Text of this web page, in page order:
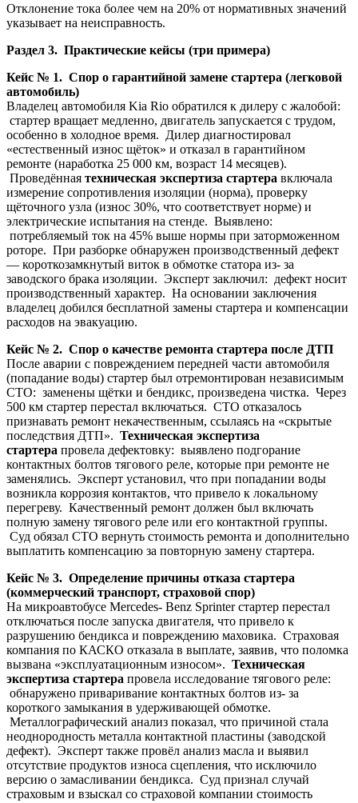
Отклонение тока более чем на 20% от нормативных значений
указывает на неисправность.
Раздел 3. Практические кейсы (три примера)
Кейс № 1. Спор о гарантийной замене стартера (легковой
автомобиль)
Владелец автомобиля Kia Rio обратился к дилеру с жалобой:
стартер вращает медленно, двигатель запускается с трудом,
особенно в холодное время. Дилер диагностировал
«естественный износ щёток» и отказал в гарантийном
ремонте (наработка 25 000 км, возраст 14 месяцев).
Проведённая техническая экспертиза стартера включала
измерение сопротивления изоляции (норма), проверку
щёточного узла (износ 30%, что соответствует норме) и
электрические испытания на стенде. Выявлено:
потребляемый ток на 45% выше нормы при заторможенном
роторе. При разборке обнаружен производственный дефект
— короткозамкнутый виток в обмотке статора из- за
заводского брака изоляции. Эксперт заключил: дефект носит
производственный характер. На основании заключения
владелец добился бесплатной замены стартера и компенсации
расходов на эвакуацию.
Кейс № 2. Спор о качестве ремонта стартера после ДТП
После аварии с повреждением передней части автомобиля
(попадание воды) стартер был отремонтирован независимым
СТО: заменены щётки и бендикс, произведена чистка. Через
500 км стартер перестал включаться. СТО отказалось
признавать ремонт некачественным, ссылаясь на «скрытые
последствия ДТП». Техническая экспертиза
стартера провела дефектовку: выявлено подгорание
контактных болтов тягового реле, которые при ремонте не
заменялись. Эксперт установил, что при попадании воды
возникла коррозия контактов, что привело к локальному
перегреву. Качественный ремонт должен был включать
полную замену тягового реле или его контактной группы.
Суд обязал СТО вернуть стоимость ремонта и дополнительно
выплатить компенсацию за повторную замену стартера.
Кейс № 3. Определение причины отказа стартера
(коммерческий транспорт, страховой спор)
На микроавтобусе Mercedes- Benz Sprinter стартер перестал
отключаться после запуска двигателя, что привело к
разрушению бендикса и повреждению маховика. Страховая
компания по КАСКО отказала в выплате, заявив, что поломка
вызвана «эксплуатационным износом». Техническая
экспертиза стартера провела исследование тягового реле:
обнаружено приваривание контактных болтов из- за
короткого замыкания в удерживающей обмотке.
Металлографический анализ показал, что причиной стала
неоднородность металла контактной пластины (заводской
дефект). Эксперт также провёл анализ масла и выявил
отсутствие продуктов износа сцепления, что исключило
версию о замасливании бендикса. Суд признал случай
страховым и взыскал со страховой компании стоимость